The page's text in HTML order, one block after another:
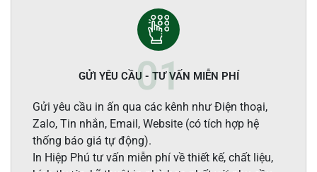
GỬI YÊU CẦU - TƯ VẤN MIỄN PHÍ
Gửi yêu cầu in ấn qua các kênh như Điện thoại,
Zalo, Tin nhắn, Email, Website (có tích hợp hệ
thống báo giá tự động).
In Hiệp Phú tư vấn miễn phí về thiết kế, chất liệu,